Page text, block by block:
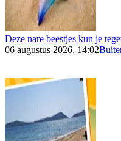
Deze nare beestjes kun je
06 augustus 2026, 14:02